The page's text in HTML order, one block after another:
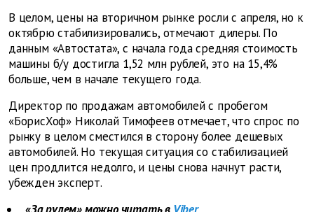
В целом, цены на вторичном рынке росли с апреля, но к
октябрю стабилизировались, отмечают дилеры. По
данным «Автостата», с начала года средняя стоимость
машины б/у достигла 1,52 млн рублей, это на 15,4%
больше, чем в начале текущего года.
Директор по продажам автомобилей с пробегом
«БорисХоф» Николай Тимофеев отмечает, что спрос по
рынку в целом сместился в сторону более дешевых
автомобилей. Но текущая ситуация со стабилизацией
цен продлится недолго, и цены снова начнут расти,
убежден эксперт.